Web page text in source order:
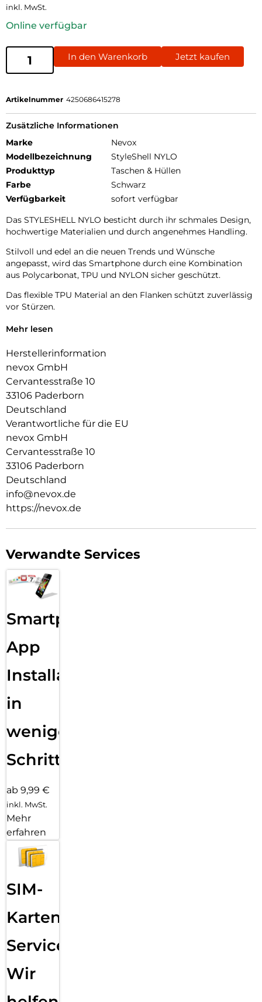
inkl. MwSt.
Online verfügbar
In den Warenkorb Jetzt kaufen
Artikelnummer 4250686415278
Zusätzliche Informationen
Marke
Nevox
Modellbezeichnung
StyleShell NYLO
Produkttyp
Taschen & Hüllen
Farbe
Schwarz
Verfügbarkeit
sofort verfügbar
Das STYLESHELL NYLO besticht durch ihr schmales Design,
hochwertige Materialien und durch angenehmes Handling.
Stilvoll und edel an die neuen Trends und Wünsche
angepasst, wird das Smartphone durch eine Kombination
aus Polycarbonat, TPU und NYLON sicher geschützt.
Das flexible TPU Material an den Flanken schützt zuverlässig
vor Stürzen.
Das Display ist durch die seitlichen Flanken geschützt.
geschützt.
Die Anschlüsse, Knöpfe und Kamera bleiben voll zugänglich.
Hochwertiges Schmutzabweisendes Material und langlebige
Zusammensetzung der Materialien.
Mehr lesen
Herstellerinformation
nevox GmbH
Cervantesstraße 10
33106 Paderborn
Deutschland
Verantwortliche für die EU
nevox GmbH
Cervantesstraße 10
33106 Paderborn
Deutschland
info@nevox.de
https://nevox.de
Verwandte Services
Smartphone
App
Installation
in
wenigen
Schritten
ab 9,99 €
inkl. MwSt.
Mehr
erfahren
SIM-
Karten
Service:
Wir